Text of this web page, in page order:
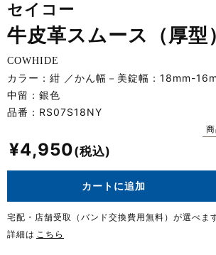
セイコー
牛皮革スムース（厚型）
COWHIDE
カラー：紺
かん幅－美錠幅：18mm-
中留：銀色
品番： RS07S18NY
¥4,950
カートに追加
宅配・店舗受取（バンド交換費用無料）が選べま
詳細は こちら